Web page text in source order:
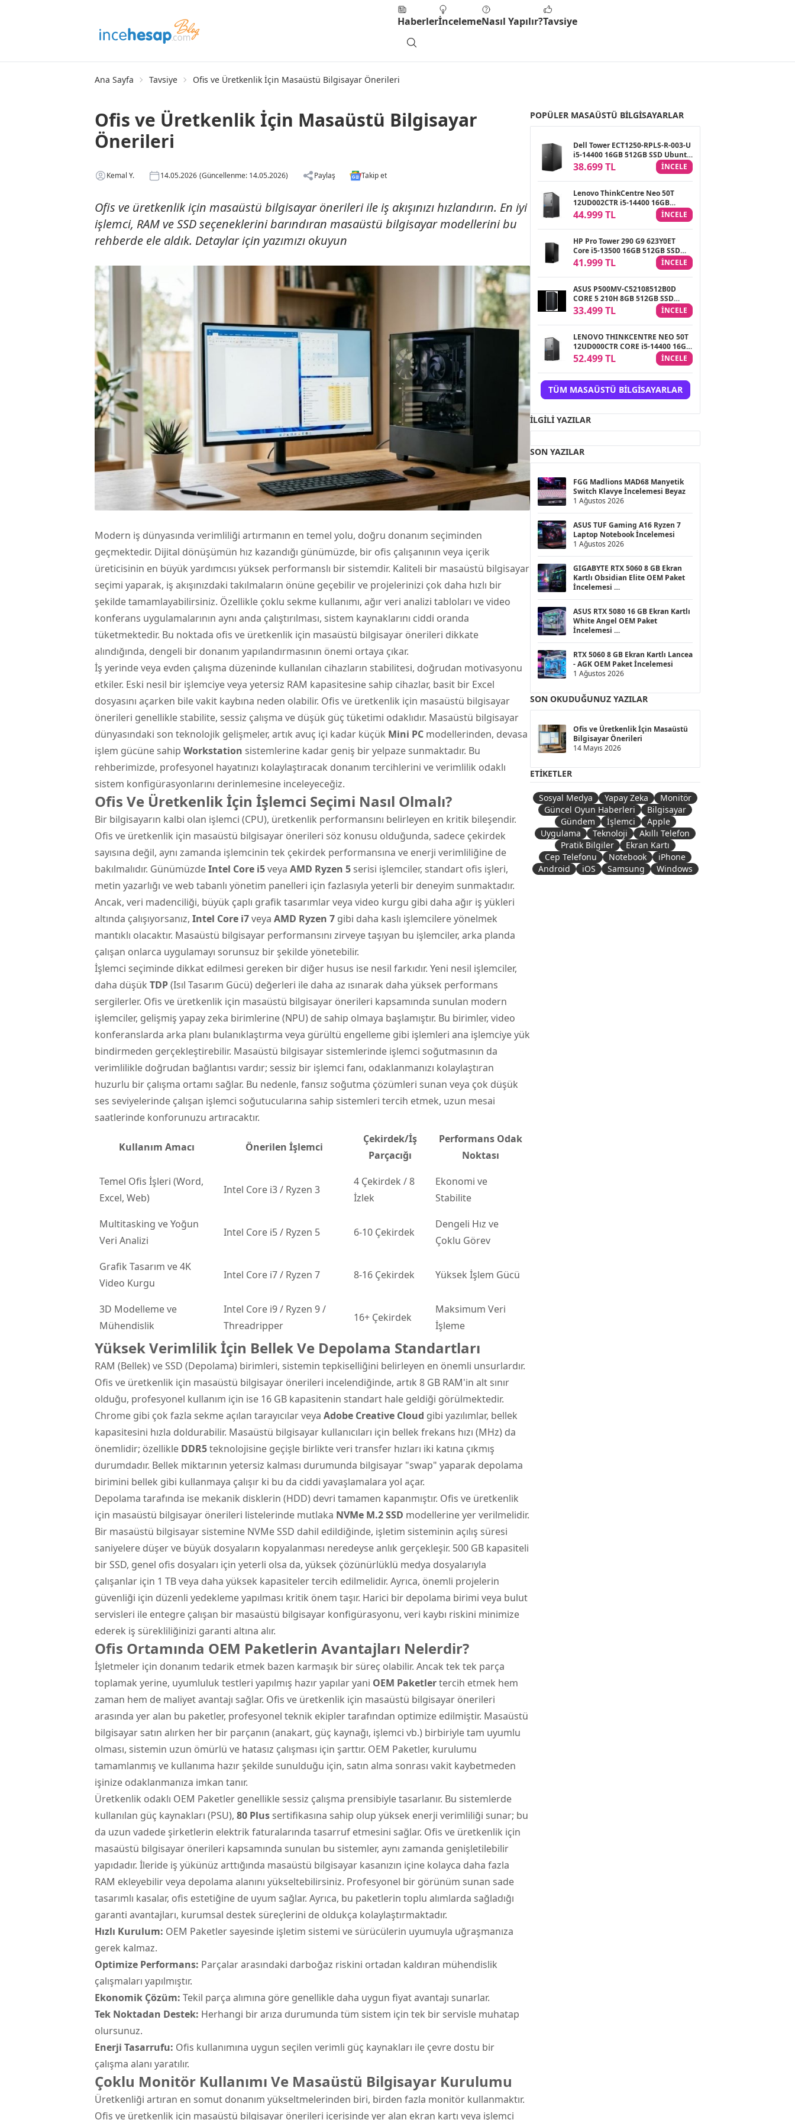
HaberlerİncelemeNasıl Yapılır?Tavsiye
Ana Sayfa Tavsiye Ofis ve Üretkenlik İçin Masaüstü Bilgisayar Önerileri
Ofis ve Üretkenlik İçin Masaüstü Bilgisayar
Önerileri
Kemal Y. 14.05.2026 (Güncellenme: 14.05.2026) Paylaş Takip et
Ofis ve üretkenlik için masaüstü bilgisayar önerileri ile iş akışınızı hızlandırın. En iyi
işlemci, RAM ve SSD seçeneklerini barındıran masaüstü bilgisayar modellerini bu
rehberde ele aldık. Detaylar için yazımızı okuyun
Modern iş dünyasında verimliliği artırmanın en temel yolu, doğru donanım seçiminden
geçmektedir. Dijital dönüşümün hız kazandığı günümüzde, bir ofis çalışanının veya içerik
üreticisinin en büyük yardımcısı yüksek performanslı bir sistemdir. Kaliteli bir masaüstü bilgisayar
seçimi yaparak, iş akışınızdaki takılmaların önüne geçebilir ve projelerinizi çok daha hızlı bir
şekilde tamamlayabilirsiniz. Özellikle çoklu sekme kullanımı, ağır veri analizi tabloları ve video
konferans uygulamalarının aynı anda çalıştırılması, sistem kaynaklarını ciddi oranda
tüketmektedir. Bu noktada ofis ve üretkenlik için masaüstü bilgisayar önerileri dikkate
alındığında, dengeli bir donanım yapılandırmasının önemi ortaya çıkar.
İş yerinde veya evden çalışma düzeninde kullanılan cihazların stabilitesi, doğrudan motivasyonu
etkiler. Eski nesil bir işlemciye veya yetersiz RAM kapasitesine sahip cihazlar, basit bir Excel
dosyasını açarken bile vakit kaybına neden olabilir. Ofis ve üretkenlik için masaüstü bilgisayar
önerileri genellikle stabilite, sessiz çalışma ve düşük güç tüketimi odaklıdır. Masaüstü bilgisayar
dünyasındaki son teknolojik gelişmeler, artık avuç içi kadar küçük Mini PC modellerinden, devasa
işlem gücüne sahip Workstation sistemlerine kadar geniş bir yelpaze sunmaktadır. Bu
rehberimizde, profesyonel hayatınızı kolaylaştıracak donanım tercihlerini ve verimlilik odaklı
sistem konfigürasyonlarını derinlemesine inceleyeceğiz.
Ofis Ve Üretkenlik İçin İşlemci Seçimi Nasıl Olmalı?
Bir bilgisayarın kalbi olan işlemci (CPU), üretkenlik performansını belirleyen en kritik bileşendir.
Ofis ve üretkenlik için masaüstü bilgisayar önerileri söz konusu olduğunda, sadece çekirdek
sayısına değil, aynı zamanda işlemcinin tek çekirdek performansına ve enerji verimliliğine de
bakılmalıdır. GünümüzdeIntel Core i5veya AMD Ryzen 5serisi işlemciler, standart ofis işleri,
metin yazarlığı ve web tabanlı yönetim panelleri için fazlasıyla yeterli bir deneyim sunmaktadır.
Ancak, veri madenciliği, büyük çaplı grafik tasarımlar veya video kurgu gibi daha ağır iş yükleri
altında çalışıyorsanız, Intel Core i7veya AMD Ryzen 7 gibi daha kaslı işlemcilere yönelmek
mantıklı olacaktır. Masaüstü bilgisayar performansını zirveye taşıyan bu işlemciler, arka planda
çalışan onlarca uygulamayı sorunsuz bir şekilde yönetebilir.
İşlemci seçiminde dikkat edilmesi gereken bir diğer husus ise nesil farkıdır. Yeni nesil işlemciler,
daha düşük TDP(Isıl Tasarım Gücü) değerleri ile daha az ısınarak daha yüksek performans
sergilerler. Ofis ve üretkenlik için masaüstü bilgisayar önerileri kapsamında sunulan modern
işlemciler, gelişmiş yapay zeka birimlerine (NPU) de sahip olmaya başlamıştır. Bu birimler, video
konferanslarda arka planı bulanıklaştırma veya gürültü engelleme gibi işlemleri ana işlemciye yük
bindirmeden gerçekleştirebilir. Masaüstü bilgisayar sistemlerinde işlemci soğutmasının da
verimlilikle doğrudan bağlantısı vardır; sessiz bir işlemci fanı, odaklanmanızı kolaylaştıran
huzurlu bir çalışma ortamı sağlar. Bu nedenle, fansız soğutma çözümleri sunan veya çok düşük
ses seviyelerinde çalışan işlemci soğutucularına sahip sistemleri tercih etmek, uzun mesai
saatlerinde konforunuzu artıracaktır.
Kullanım Amacı Önerilen İşlemci
Çekirdek/İş
Parçacığı
Performans Odak
Noktası
Temel Ofis İşleri (Word,
Excel, Web)
Intel Core i3 / Ryzen 3
4 Çekirdek / 8
İzlek
Ekonomi ve
Stabilite
Multitasking ve Yoğun
Veri Analizi
Intel Core i5 / Ryzen 5 6-10 Çekirdek
Dengeli Hız ve
Çoklu Görev
Grafik Tasarım ve 4K
Video Kurgu
Intel Core i7 / Ryzen 7 8-16 Çekirdek Yüksek İşlem Gücü
3D Modelleme ve
Mühendislik
Intel Core i9 / Ryzen 9 /
Threadripper
16+ Çekirdek
Maksimum Veri
İşleme
Yüksek Verimlilik İçin Bellek Ve Depolama Standartları
RAM (Bellek) ve SSD (Depolama) birimleri, sistemin tepkiselliğini belirleyen en önemli unsurlardır.
Ofis ve üretkenlik için masaüstü bilgisayar önerileri incelendiğinde, artık 8 GB RAM'in alt sınır
olduğu, profesyonel kullanım için ise 16 GB kapasitenin standart hale geldiği görülmektedir.
Chrome gibi çok fazla sekme açılan tarayıcılar veya Adobe Creative Cloud gibi yazılımlar, bellek
kapasitesini hızla doldurabilir. Masaüstü bilgisayar kullanıcıları için bellek frekans hızı (MHz) da
önemlidir; özellikle DDR5teknolojisine geçişle birlikte veri transfer hızları iki katına çıkmış
durumdadır. Bellek miktarının yetersiz kalması durumunda bilgisayar "swap" yaparak depolama
birimini bellek gibi kullanmaya çalışır ki bu da ciddi yavaşlamalara yol açar.
Depolama tarafında ise mekanik disklerin (HDD) devri tamamen kapanmıştır. Ofis ve üretkenlik
için masaüstü bilgisayar önerileri listelerinde mutlaka NVMe M.2 SSD modellerine yer verilmelidir.
Bir masaüstü bilgisayar sistemine NVMe SSD dahil edildiğinde, işletim sisteminin açılış süresi
saniyelere düşer ve büyük dosyaların kopyalanması neredeyse anlık gerçekleşir. 500 GB kapasiteli
bir SSD, genel ofis dosyaları için yeterli olsa da, yüksek çözünürlüklü medya dosyalarıyla
çalışanlar için 1 TB veya daha yüksek kapasiteler tercih edilmelidir. Ayrıca, önemli projelerin
güvenliği için düzenli yedekleme yapılması kritik önem taşır. Harici bir depolama birimi veya bulut
servisleri ile entegre çalışan bir masaüstü bilgisayar konfigürasyonu, veri kaybı riskini minimize
ederek iş sürekliliğinizi garanti altına alır.
Ofis Ortamında OEM Paketlerin Avantajları Nelerdir?
İşletmeler için donanım tedarik etmek bazen karmaşık bir süreç olabilir. Ancak tek tek parça
toplamak yerine, uyumluluk testleri yapılmış hazır yapılar yani OEM Paketlertercih etmek hem
zaman hem de maliyet avantajı sağlar. Ofis ve üretkenlik için masaüstü bilgisayar önerileri
arasında yer alan bu paketler, profesyonel teknik ekipler tarafından optimize edilmiştir. Masaüstü
bilgisayar satın alırken her bir parçanın (anakart, güç kaynağı, işlemci vb.) birbiriyle tam uyumlu
olması, sistemin uzun ömürlü ve hatasız çalışması için şarttır. OEM Paketler, kurulumu
tamamlanmış ve kullanıma hazır şekilde sunulduğu için, satın alma sonrası vakit kaybetmeden
işinize odaklanmanıza imkan tanır.
Üretkenlik odaklı OEM Paketler genellikle sessiz çalışma prensibiyle tasarlanır. Bu sistemlerde
kullanılan güç kaynakları (PSU), 80 Plussertifikasına sahip olup yüksek enerji verimliliği sunar; bu
da uzun vadede şirketlerin elektrik faturalarında tasarruf etmesini sağlar. Ofis ve üretkenlik için
masaüstü bilgisayar önerileri kapsamında sunulan bu sistemler, aynı zamanda genişletilebilir
yapıdadır. İleride iş yükünüz arttığında masaüstü bilgisayar kasanızın içine kolayca daha fazla
RAM ekleyebilir veya depolama alanını yükseltebilirsiniz. Profesyonel bir görünüm sunan sade
tasarımlı kasalar, ofis estetiğine de uyum sağlar. Ayrıca, bu paketlerin toplu alımlarda sağladığı
garanti avantajları, kurumsal destek süreçlerini de oldukça kolaylaştırmaktadır.
Hızlı Kurulum: OEM Paketler sayesinde işletim sistemi ve sürücülerin uyumuyla uğraşmanıza
gerek kalmaz.
Optimize Performans: Parçalar arasındaki darboğaz riskini ortadan kaldıran mühendislik
çalışmaları yapılmıştır.
Ekonomik Çözüm: Tekil parça alımına göre genellikle daha uygun fiyat avantajı sunarlar.
Tek Noktadan Destek: Herhangi bir arıza durumunda tüm sistem için tek bir servisle muhatap
olursunuz.
Enerji Tasarrufu: Ofis kullanımına uygun seçilen verimli güç kaynakları ile çevre dostu bir
çalışma alanı yaratılır.
Çoklu Monitör Kullanımı Ve Masaüstü Bilgisayar Kurulumu
Üretkenliği artıran en somut donanım yükseltmelerinden biri, birden fazla monitör kullanmaktır.
Ofis ve üretkenlik için masaüstü bilgisayar önerileri içerisinde yer alan ekran kartı veya işlemci
POPÜLER MASAÜSTÜ BILGISAYARLAR
Dell Tower ECT1250-RPLS-R-003-U
i5-14400 16GB 512GB SSD Ubuntu
Masaüstü PC
38.699 TL INCELE
Lenovo ThinkCentre Neo 50T
12UD002CTR i5-14400 16GB
512GB SSD FreeDOS Masaüstü PC
44.999 TL INCELE
HP Pro Tower 290 G9 623Y0ET
Core i5-13500 16GB 512GB SSD
FreeDOS Masaüstü PC
41.999 TL INCELE
ASUS P500MV-C52108512B0D
CORE 5 210H 8GB 512GB SSD
FREEDOS MASAÜSTÜ PC
33.499 TL INCELE
LENOVO THINKCENTRE NEO 50T
12UD000CTR CORE i5-14400 16GB
512GB SSD W11PRO MASAÜSTÜ
PC
52.499 TL INCELE
TÜM MASAÜSTÜ BILGISAYARLAR
İLGILI YAZILAR
SON YAZILAR
FGG Madlions MAD68 Manyetik
Switch Klavye İncelemesi Beyaz
1 Ağustos 2026
ASUS TUF Gaming A16 Ryzen 7
Laptop Notebook İncelemesi
1 Ağustos 2026
GIGABYTE RTX 5060 8 GB Ekran
Kartlı Obsidian Elite OEM Paket
İncelemesi
ASUS RTX 5080 16 GB Ekran Kartlı
White Angel OEM Paket
İncelemesi
RTX 5060 8 GB Ekran Kartlı Lancea
- AGK OEM Paket İncelemesi
1 Ağustos 2026
SON OKUDUĞUNUZ YAZILAR
Ofis ve Üretkenlik İçin Masaüstü
Bilgisayar Önerileri
14 Mayıs 2026
ETIKETLER
Sosyal Medya Yapay Zeka
Monitör
Güncel Oyun Haberleri
Bilgisayar
Gündem
İşlemci
Apple
Uygulama
Teknoloji
Akıllı Telefon
Pratik Bilgiler
Ekran Kartı
Cep Telefonu
Notebook
iPhone
Android
iOS Samsung Windows